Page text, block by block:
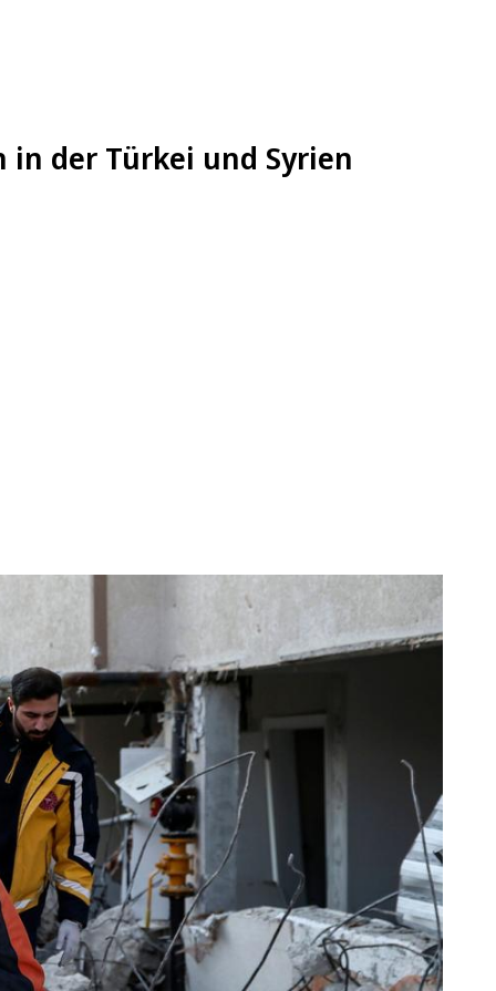
der Türkei und Syrien